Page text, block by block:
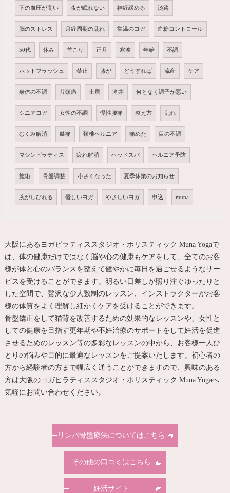
下の血圧が高い 夜が眠れない 神経緩める 淡路
脳のストレス 月経周期の乱れ 常温のヨガ 血糖コントロール
50代 休み 首こり 正月 寒波 年始 不調
ホットフラッシュ 禁止 膝が どうすれば 流産 ケア
身体の不調 片頭痛 土居 滝井 何となく調子が悪い
シニアヨガ 女性の不調 慢性腰痛 整え方 乱れ
むくみ解消 膝痛 頚椎ヘルニア 痛めた 目の不調
マシンピラティス 疲れ解消 ヘッドスパ ヘルニア予防
施術 骨盤調整 小さくなった 夏季休業のお知らせ
腕がしびれる 優しいヨガ やさしいヨガ 申込 muna
大阪にあるヨガピラティススタジオ・ホリスティック Muna Yogaで
は、体の健康だけではなく脳や心の健康もケアをして、全てのお客
様が体と心のバランスを整えて健やかに毎日を過ごせるようなサー
ビスを受けることができます。明るい日差しが照り注ぐゆったりと
した空間で、贅沢な少人数制のレッスン、インストラクターがお客
様の体質をよく理解し細かくケアを受けることができます。
骨盤矯正をして猫背を改善するための効果的なレッスンや、女性と
しての健康を目指す更年期や不妊治療のサポートをして妊活を促進
させるためのレッスン等の多彩なレッスンの中から、お客様一人ひ
とりの悩みや目的に最適なレッスンをご提案いたします。初心者の
方から経験者の方まで幅広く通うことができますので、興味のある
方は大阪のヨガピラティススタジオ・ホリスティック Muna Yogaへ
気軽にお問い合わせください。
リンパ骨盤療法についてはこちら
その他の口コミはこちら
妊活サイト